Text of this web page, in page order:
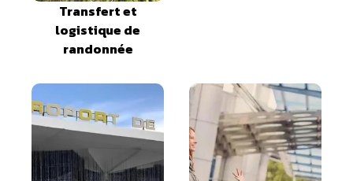
Transfert et
logistique de
randonnée